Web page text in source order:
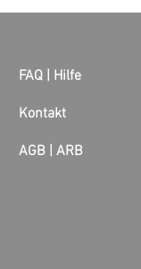
FAQ | Hilfe
Kontakt
AGB | ARB